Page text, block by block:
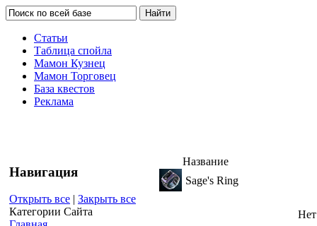
Статьи
Таблица спойла
Мамон Кузнец
Мамон Торговец
База квестов
Реклама
Навигация
Открыть все | Закрыть все
Категории Сайта
Название
Sage's Ring
Нет